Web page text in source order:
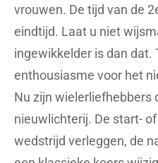
vrouwen. De tijd van de
eindtijd. Laat u niet
ingewikkelder is dan dat.
enthousiasme voor het
Nu zijn wielerliefhebbers
nieuwlichterij. De start-
wedstrijd verleggen, de